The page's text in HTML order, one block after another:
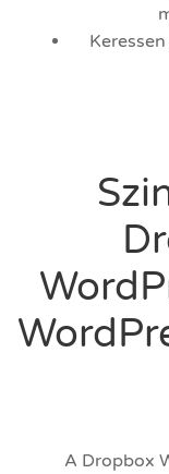
A Dropbox